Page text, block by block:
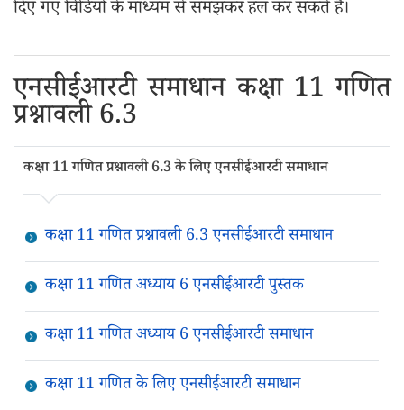
दिए गए विडियो के माध्यम से समझकर हल कर सकते हैं।
एनसीईआरटी समाधान कक्षा 11 गणित
प्रश्नावली 6.3
कक्षा 11 गणित प्रश्नावली 6.3 के लिए एनसीईआरटी समाधान
कक्षा 11 गणित प्रश्नावली 6.3 एनसीईआरटी समाधान
कक्षा 11 गणित अध्याय 6 एनसीईआरटी पुस्तक
कक्षा 11 गणित अध्याय 6 एनसीईआरटी समाधान
कक्षा 11 गणित के लिए एनसीईआरटी समाधान